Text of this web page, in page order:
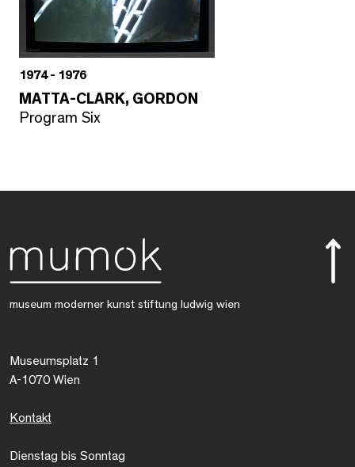
1974 - 1976
MATTA-CLARK, GORDON
Program Six
museum moderner kunst stiftung ludwig wien
Museumsplatz 1
A-1070 Wien
Kontakt
Dienstag bis Sonntag